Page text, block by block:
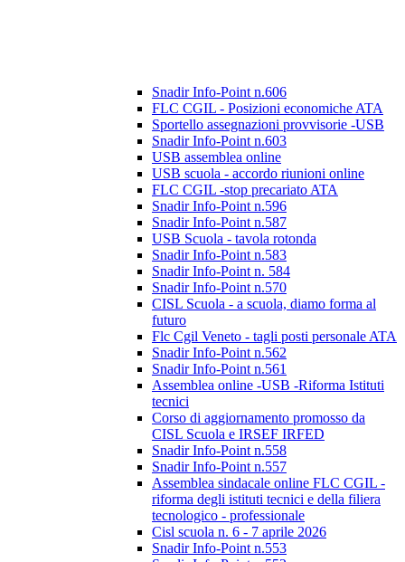
Snadir Info-Point n.606
FLC CGIL - Posizioni economiche ATA
Sportello assegnazioni provvisorie -USB
Snadir Info-Point n.603
USB assemblea online
USB scuola - accordo riunioni online
FLC CGIL -stop precariato ATA
Snadir Info-Point n.596
Snadir Info-Point n.587
USB Scuola - tavola rotonda
Snadir Info-Point n.583
Snadir Info-Point n. 584
Snadir Info-Point n.570
CISL Scuola - a scuola, diamo forma al
futuro
Flc Cgil Veneto - tagli posti personale ATA
Snadir Info-Point n.562
Snadir Info-Point n.561
Assemblea online -USB -Riforma Istituti
tecnici
Corso di aggiornamento promosso da
CISL Scuola e IRSEF IRFED
Snadir Info-Point n.558
Snadir Info-Point n.557
Assemblea sindacale online FLC CGIL -
riforma degli istituti tecnici e della filiera
tecnologico - professionale
Cisl scuola n. 6 - 7 aprile 2026
Snadir Info-Point n.553